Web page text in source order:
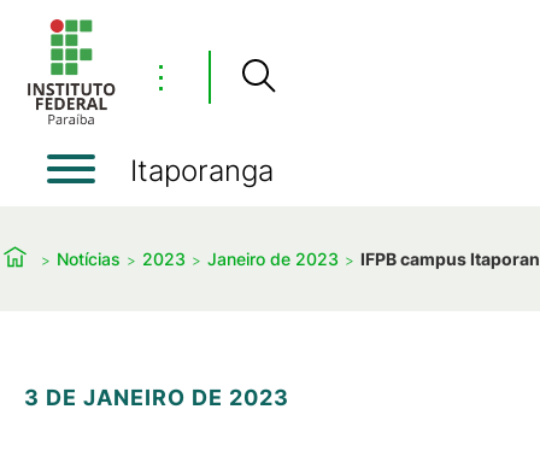
⋮
Itaporanga
Notícias 2023 Janeiro de 2023 IFPB campus
3 DE JANEIRO DE 2023